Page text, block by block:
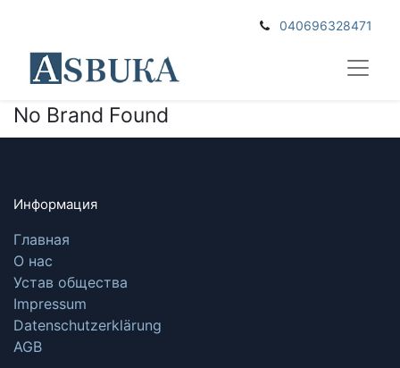
040696328471
No Brand Found
Информация
Главная
О нас
Устав общества
Impressum
Datenschutzerklärung
AGB